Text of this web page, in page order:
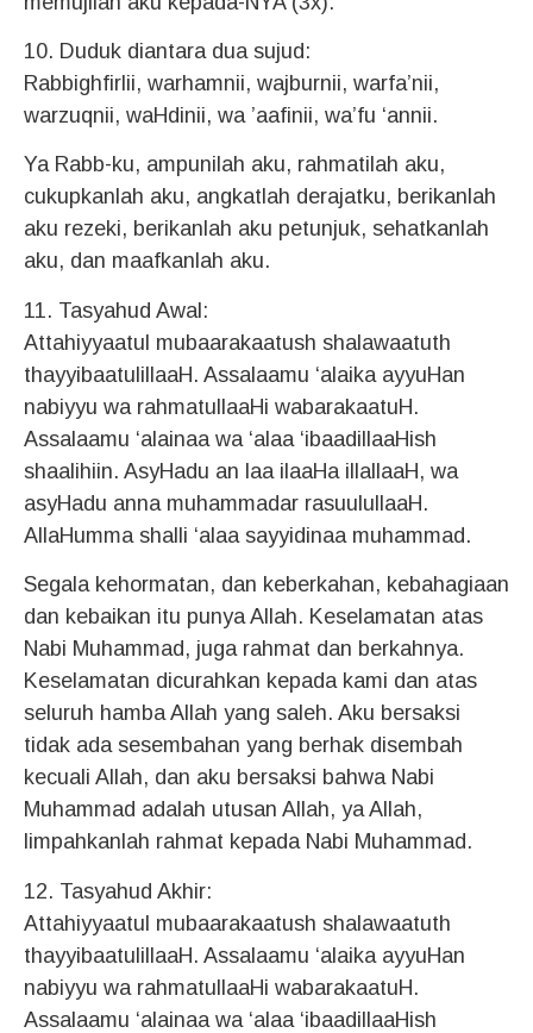
10. Duduk diantara dua sujud:
Rabbighfirlii, warhamnii, wajburnii, warfa’nii,
warzuqnii, waHdinii, wa ’aafinii, wa’fu ‘annii.
Ya Rabb-ku, ampunilah aku, rahmatilah aku,
cukupkanlah aku, angkatlah derajatku, berikanlah
aku rezeki, berikanlah aku petunjuk, sehatkanlah
aku, dan maafkanlah aku.
11. Tasyahud Awal:
Attahiyyaatul mubaarakaatush shalawaatuth
thayyibaatulillaaH. Assalaamu ‘alaika ayyuHan
nabiyyu wa rahmatullaaHi wabarakaatuH.
Assalaamu ‘alainaa wa ‘alaa ‘ibaadillaaHish
shaalihiin. AsyHadu an laa ilaaHa illallaaH, wa
asyHadu anna muhammadar rasuulullaaH.
AllaHumma shalli ‘alaa sayyidinaa muhammad.
Segala kehormatan, dan keberkahan, kebahagiaan
dan kebaikan itu punya Allah. Keselamatan atas
Nabi Muhammad, juga rahmat dan berkahnya.
Keselamatan dicurahkan kepada kami dan atas
seluruh hamba Allah yang saleh. Aku bersaksi
tidak ada sesembahan yang berhak disembah
kecuali Allah, dan aku bersaksi bahwa Nabi
Muhammad adalah utusan Allah, ya Allah,
limpahkanlah rahmat kepada Nabi Muhammad.
12. Tasyahud Akhir:
Attahiyyaatul mubaarakaatush shalawaatuth
thayyibaatulillaaH. Assalaamu ‘alaika ayyuHan
nabiyyu wa rahmatullaaHi wabarakaatuH.
Assalaamu ‘alainaa wa ‘alaa ‘ibaadillaaHish